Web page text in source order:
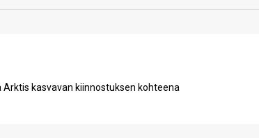
Arktis kasvavan kiinnostuksen kohteena